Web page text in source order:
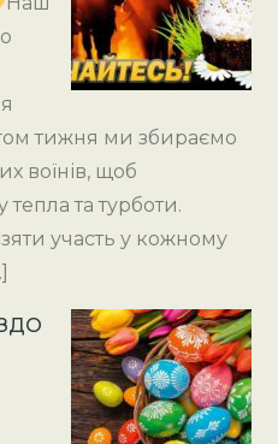
тижня ми збираємо
воїнів, щоб
та турботи.
участь у кожному
ЗДО